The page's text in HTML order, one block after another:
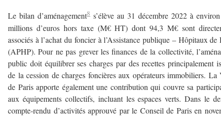
Le bilan d’aménagement8 s’élève au 31 décembre 2022 à
millions d’euros hors taxe (M€ HT) dont 94,3 M€ sont
associés à l’achat du foncier à l’Assistance publique – Hôpitaux de
(APHP). Pour ne pas grever les finances de la collectivité,
public doit équilibrer ses charges par des recettes principalement
de la cession de charges foncières aux opérateurs immobiliers.
de Paris apporte également une contribution qui couvre sa
aux équipements collectifs, incluant les espaces verts. Dans le
compte-rendu d’activités approuvé par le Conseil de Paris en